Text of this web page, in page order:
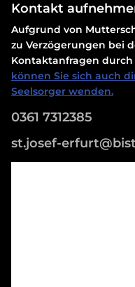
Kontakt
Aufgrund von
zu Verzögerungen bei
Kontaktanfragen
können Sie sich auch
Seelsorger wenden.
0361 7312385
st.josef-